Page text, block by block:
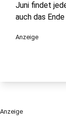
Juni findet
auch das
Anzeige
Anzeige